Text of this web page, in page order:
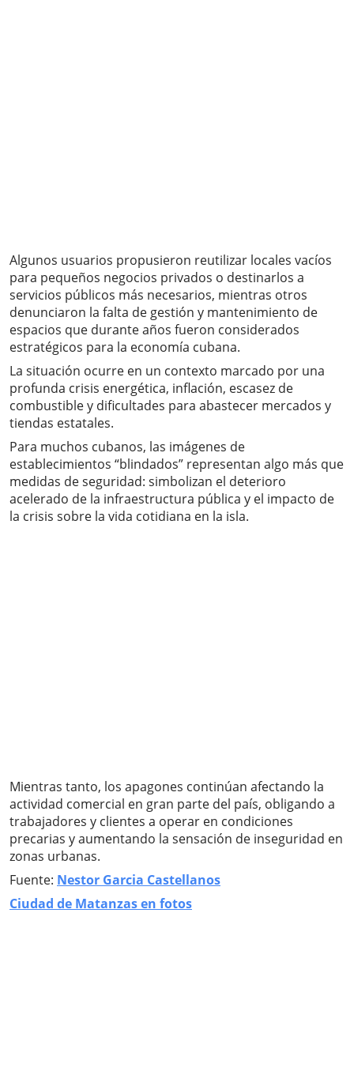
Algunos usuarios propusieron reutilizar locales vacíos
para pequeños negocios privados o destinarlos a
servicios públicos más necesarios, mientras otros
denunciaron la falta de gestión y mantenimiento de
espacios que durante años fueron considerados
estratégicos para la economía cubana.
La situación ocurre en un contexto marcado por una
profunda crisis energética, inflación, escasez de
combustible y dificultades para abastecer mercados y
tiendas estatales.
Para muchos cubanos, las imágenes de
establecimientos “blindados” representan algo más que
medidas de seguridad: simbolizan el deterioro
acelerado de la infraestructura pública y el impacto de
la crisis sobre la vida cotidiana en la isla.
Mientras tanto, los apagones continúan afectando la
actividad comercial en gran parte del país, obligando a
trabajadores y clientes a operar en condiciones
precarias y aumentando la sensación de inseguridad en
zonas urbanas.
Fuente: Nestor Garcia Castellanos
Ciudad de Matanzas en fotos